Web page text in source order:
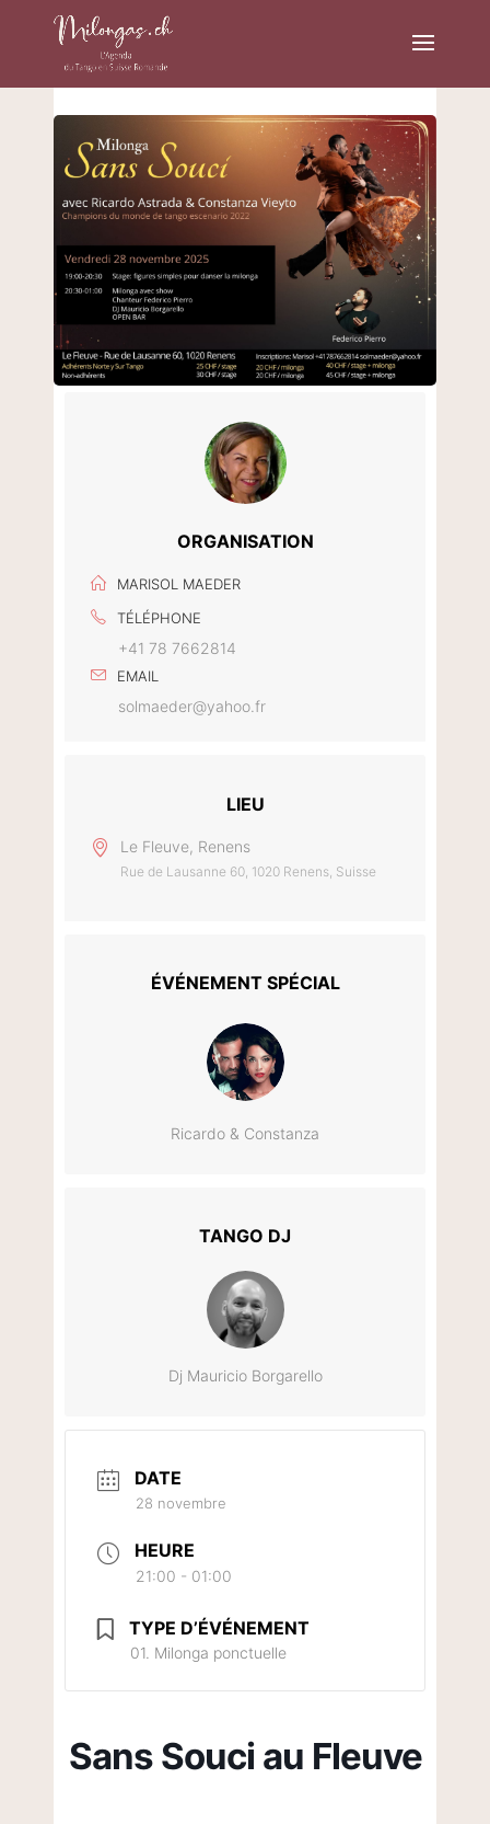
ORGANISATION
MARISOL MAEDER
TÉLÉPHONE
+41 78 7662814
EMAIL
solmaeder@yahoo.fr
LIEU
Le Fleuve, Renens
Rue de Lausanne 60, 1020 Renens, Suisse
ÉVÉNEMENT SPÉCIAL
Ricardo & Constanza
TANGO DJ
Dj Mauricio Borgarello
DATE
28 novembre
HEURE
21:00 - 01:00
TYPE D’ÉVÉNEMENT
01. Milonga ponctuelle
Sans Souci au Fleuve